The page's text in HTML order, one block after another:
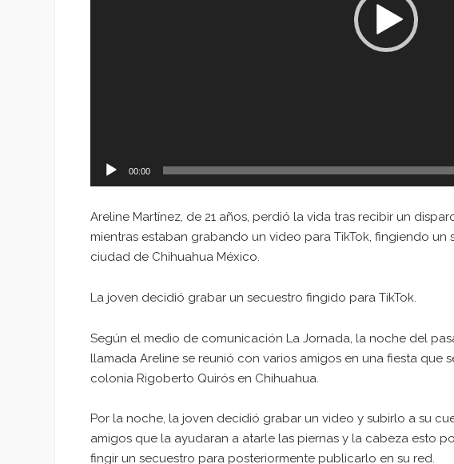
00:00
Areline Martínez, de 21 años, perdió la vida tras recibir un
mientras estaban grabando un video para TikTok, fingiendo
ciudad de Chihuahua México.
La joven decidió grabar un secuestro fingido para TikTok.
Según el medio de comunicación La Jornada, la noche del
llamada Areline se reunió con varios amigos en una fiesta que
colonia Rigoberto Quirós en Chihuahua.
Por la noche, la joven decidió grabar un video y subirlo a su
amigos que la ayudaran a atarle las piernas y la cabeza esto
fingir un secuestro para posteriormente publicarlo en su red.